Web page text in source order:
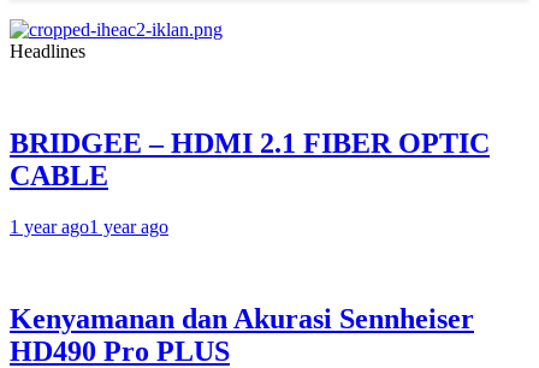
Headlines
BRIDGEE – HDMI 2.1 FIBER OPTIC
CABLE
1 year ago1 year ago
Kenyamanan dan Akurasi Sennheiser
HD490 Pro PLUS